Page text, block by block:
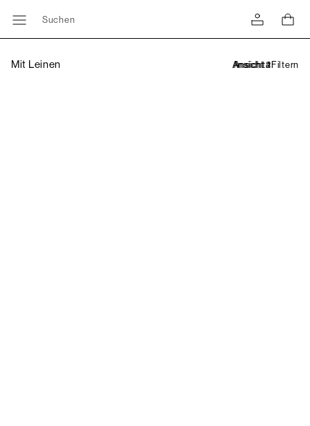
Suchen
Mit Leinen Filtern